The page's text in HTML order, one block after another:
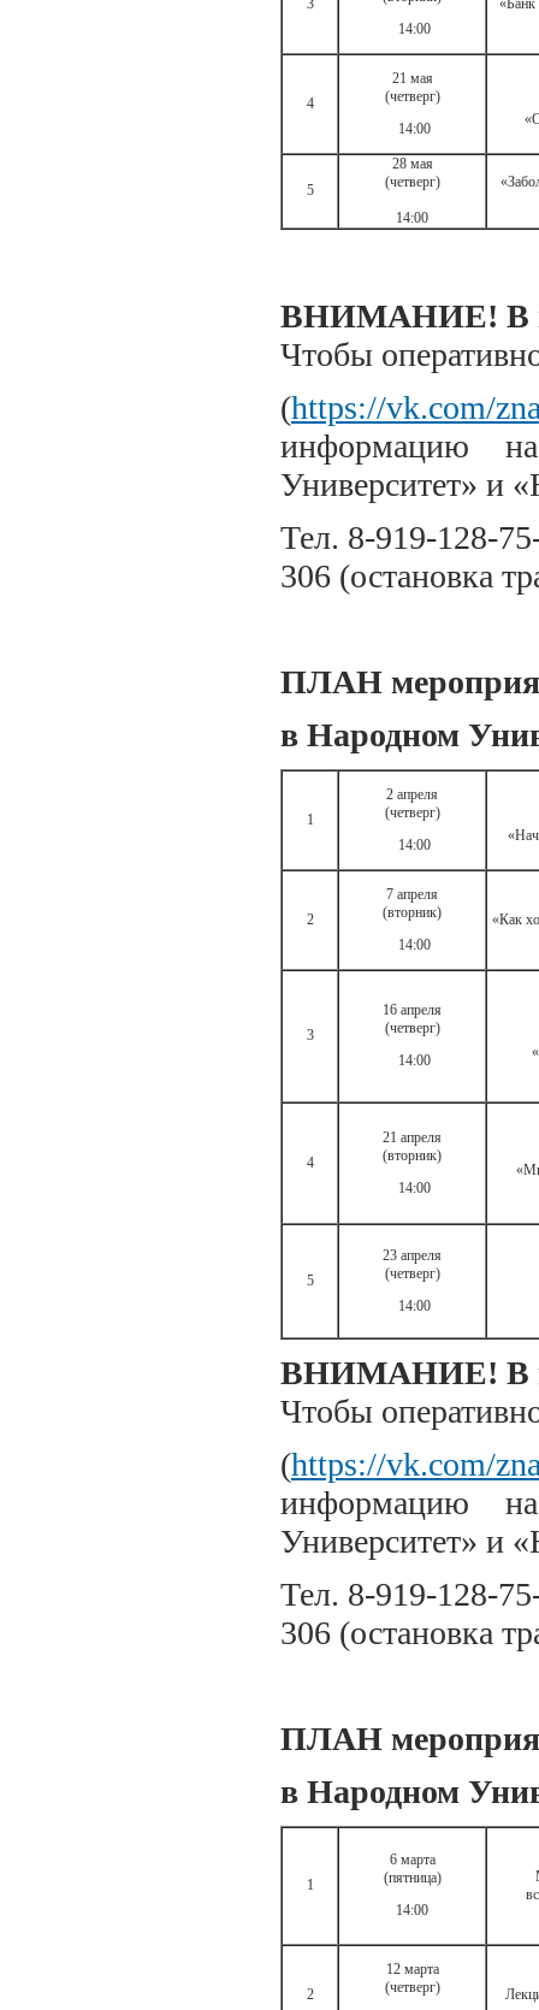
3
14:00
4
21 мая
(четверг)
14:00
5
28 мая
(четверг)
14:00
ВНИМАНИЕ! В
Чтобы
(https://vk.com/
информацию
Университет» и
Тел. 8-919-128-
306 (остановка
ПЛАН
в Народном
1
2 апреля
(четверг)
14:00
2
7 апреля
(вторник)
14:00
«Как
3
16 апреля
(четверг)
14:00
4
21 апреля
(вторник)
14:00
5
23 апреля
(четверг)
14:00
ВНИМАНИЕ! В
Чтобы
(https://vk.com/
информацию
Университет» и
Тел. 8-919-128-
306 (остановка
ПЛАН
в Народном
1
6 марта
(пятница)
14:00
2
12 марта
(четверг)